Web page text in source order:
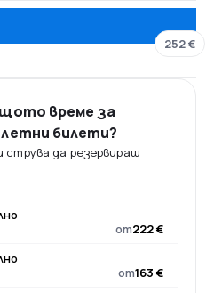
252 €
време за
билети?
струва да резервираш
от222 €
от163 €